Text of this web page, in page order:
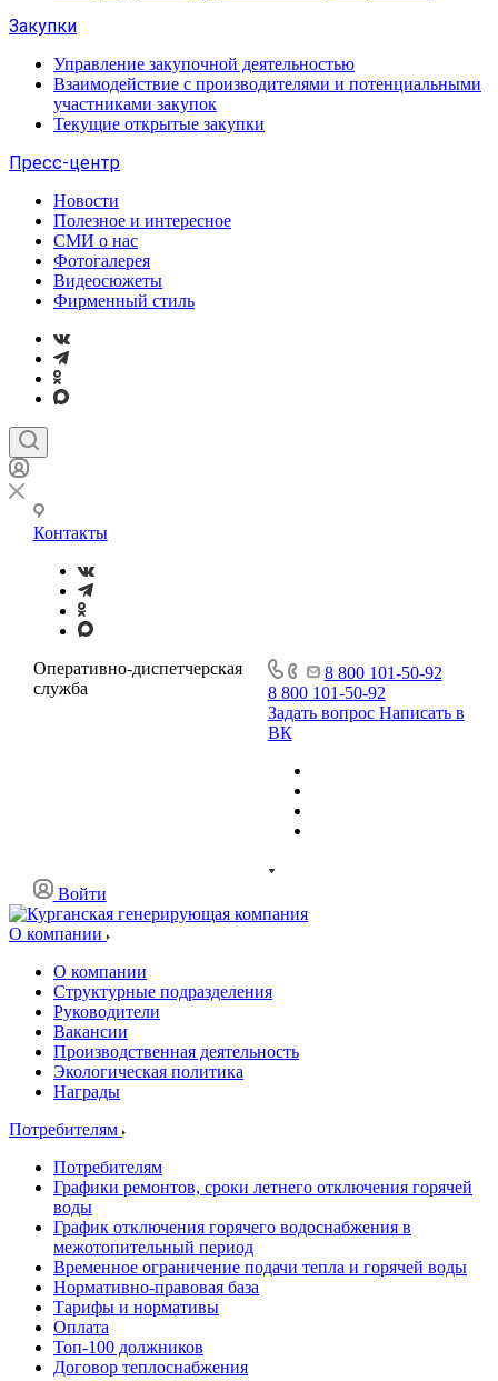
Закупки
Управление закупочной деятельностью
Взаимодействие с производителями и потенциальными
участниками закупок
Текущие открытые закупки
Пресс-центр
Новости
Полезное и интересное
СМИ о нас
Фотогалерея
Видеосюжеты
Фирменный стиль
Контакты
Оперативно-диспетчерская
служба
8 800 101-50-92
8 800 101-50-92
Задать вопрос Написать в
ВК
Войти
О компании
О компании
Структурные подразделения
Руководители
Вакансии
Производственная деятельность
Экологическая политика
Награды
Потребителям
Потребителям
Графики ремонтов, сроки летнего отключения горячей
воды
График отключения горячего водоснабжения в
межотопительный период
Временное ограничение подачи тепла и горячей воды
Нормативно-правовая база
Тарифы и нормативы
Оплата
Топ-100 должников
Договор теплоснабжения